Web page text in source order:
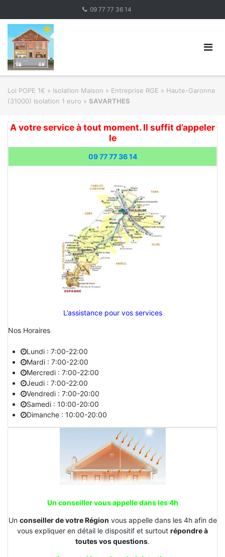
content
09 77 77 36 14
Loi POPE 1€ » Isolation Maison » Entreprise RGE » Haute-Garonne
(31000) Isolation 1 euro » SAVARTHES
A votre service à tout moment. Il suffit d’appeler
le
09 77 77 36 14
L’assistance pour vos services
Nos Horaires
Lundi : 7:00-22:00
Mardi : 7:00-22:00
Mercredi : 7:00-22:00
Jeudi : 7:00-22:00
Vendredi : 7:00-20:00
Samedi : 10:00-20:00
Dimanche : 10:00-20:00
Un conseiller vous appelle dans les 4h
Un conseiller de votre Région vous appelle dans les 4h afin de
vous expliquer en détail le dispositif et surtout répondre à
toutes vos questions.